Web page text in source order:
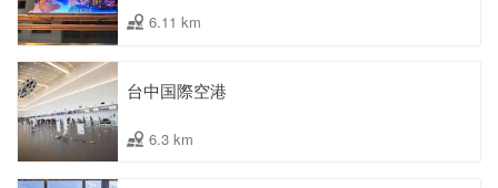
6.11 km
台中国際空港
6.3 km